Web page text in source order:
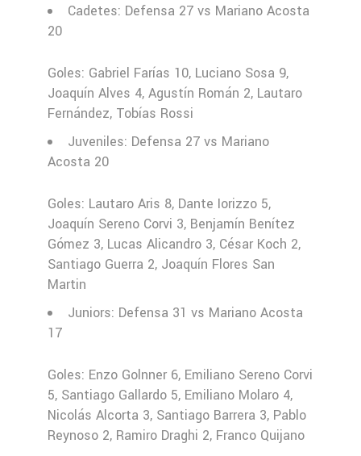
Cadetes: Defensa 27 vs Mariano Acosta
20
Goles: Gabriel Farías 10, Luciano Sosa 9,
Joaquín Alves 4, Agustín Román 2, Lautaro
Fernández, Tobías Rossi
Juveniles: Defensa 27 vs Mariano
Acosta 20
Goles: Lautaro Aris 8, Dante Iorizzo 5,
Joaquín Sereno Corvi 3, Benjamín Benítez
Gómez 3, Lucas Alicandro 3, César Koch 2,
Santiago Guerra 2, Joaquín Flores San
Martin
Juniors: Defensa 31 vs Mariano Acosta
17
Goles: Enzo Golnner 6, Emiliano Sereno Corvi
5, Santiago Gallardo 5, Emiliano Molaro 4,
Nicolás Alcorta 3, Santiago Barrera 3, Pablo
Reynoso 2, Ramiro Draghi 2, Franco Quijano